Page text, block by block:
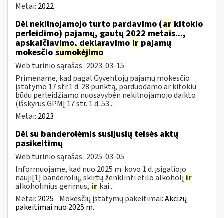
Metai: 2022
Dėl nekilnojamojo turto pardavimo (ar kitokio
perleidimo) pajamų, gautų 2022 metais...,
apskaičiavimo, deklaravimo ir pajamų
mokesčio sumokėjimo
Web turinio sąrašas 2023-03-15
Primename, kad pagal Gyventojų pajamų mokesčio
įstatymo 17 str.1 d. 28 punktą, parduodamo ar kitokiu
būdu perleidžiamo nuosavybėn nekilnojamojo daikto
(išskyrus GPMĮ 17 str. 1 d. 53...
Metai: 2023
Dėl su banderolėmis susijusių teisės aktų
pasikeitimų
Web turinio sąrašas 2025-03-05
Informuojame, kad nuo 2025 m. kovo 1 d. įsigaliojo
nauji[1] banderolių, skirtų ženklinti etilo alkoholį ir
alkoholinius gėrimus, ir kai...
Metai: 2025 Mokesčių įstatymų pakeitimai:Akcizų
pakeitimai nuo 2025 m.